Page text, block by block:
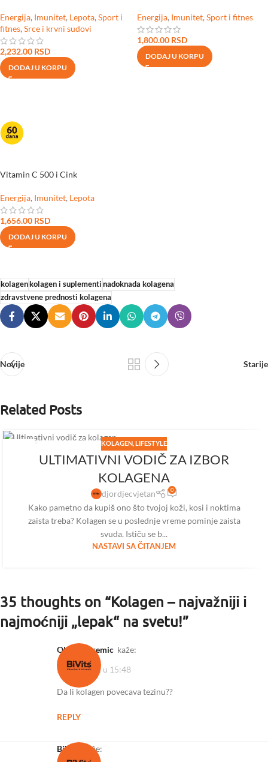
Energija, Imunitet, Lepota, Sport i
fitnes, Srce i krvni sudovi
2,232.00 RSD
DODAJ U KORPU
Energija, Imunitet, Sport i fitnes
1,800.00 RSD
DODAJ U KORPU
Vitamin C 500 i Cink
Energija, Imunitet, Lepota
1,656.00 RSD
DODAJ U KORPU
kolagenkolagen i suplementi nadoknada kolagena
zdravstvene prednosti kolagena
Novije Starije
Related Posts
KOLAGEN LIFESTYLE
ULTIMATIVNI VODIČ ZA IZBOR
KOLAGENA
djordjecvjetan 0
Kako pametno da kupiš ono što tvojoj koži, kosi i noktima
zaista treba? Kolagen se u poslednje vreme pominje zaista
svuda. Ističu se b...
NASTAVI SA ČITANJEM
35 thoughts on “Kolagen – najvažniji i
najmoćniji „lepak“ na svetu!”
Olivera Kremic kaže:
27/09/2022 u 15:48
Da li kolagen povecava tezinu??
REPLY
BiVits kaže: